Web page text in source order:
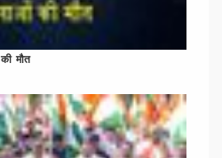
की मौत